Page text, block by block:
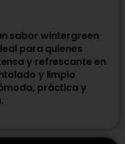
sabor wintergreen
para quienes
y refrescante en
y limpio
práctica y